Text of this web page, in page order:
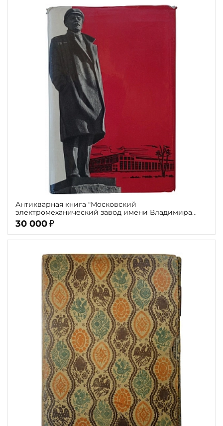
Антикварная книга "Московский
электромеханический завод имени Владимира
Ильича" 1970г.
30 000 ₽